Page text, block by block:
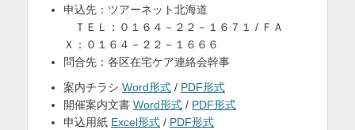
申込先：ツアーネット北海道
ＴＥＬ：０１６４－２２－１６７１ / ＦＡ
Ｘ：０１６４－２２－１６６６
問合先：各区在宅ケア連絡会幹事
案内チラシ Word形式 / PDF形式
開催案内文書 Word形式 / PDF形式
申込用紙 Excel形式 / PDF形式